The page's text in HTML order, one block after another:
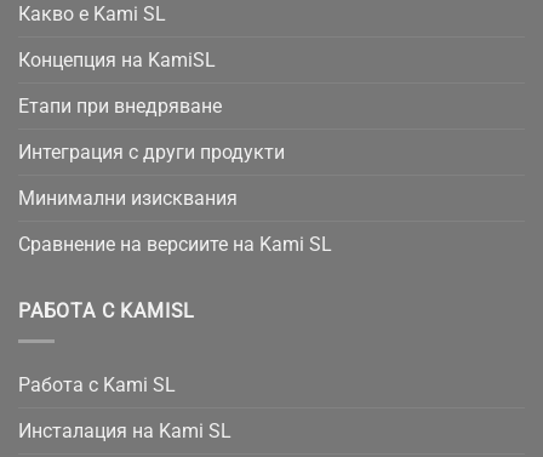
Какво е Kami SL
Концепция на KamiSL
Етапи при внедряване
Интеграция с други продукти
Минимални изисквания
Сравнение на версиите на Kami SL
РАБОТА С KAMISL
Работа с Kami SL
Инсталация на Kami SL